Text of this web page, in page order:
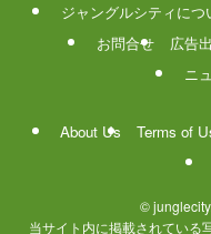
ジャングルシティにつ
お問合せ
広告
ニ
About Us Terms of
©
当サイト内に掲載されている